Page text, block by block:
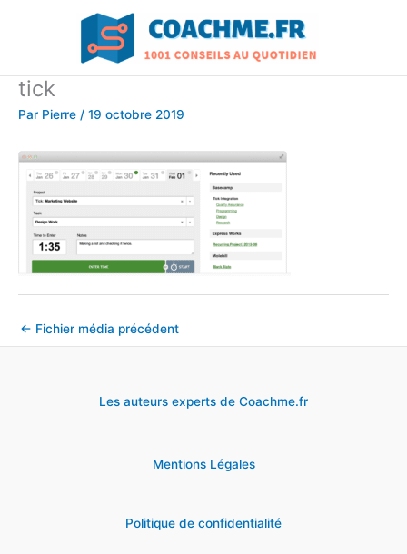
tick
Par Pierre / 19 octobre 2019
← Fichier média précédent
Les auteurs experts de Coachme.fr
Mentions Légales
Politique de confidentialité